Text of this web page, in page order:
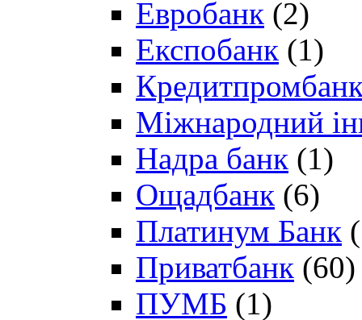
Евробанк (2)
Експобанк (1)
Міжнародний
Надра банк (1)
Ощадбанк (6)
Платинум Банк
Приватбанк (60)
ПУМБ (1)